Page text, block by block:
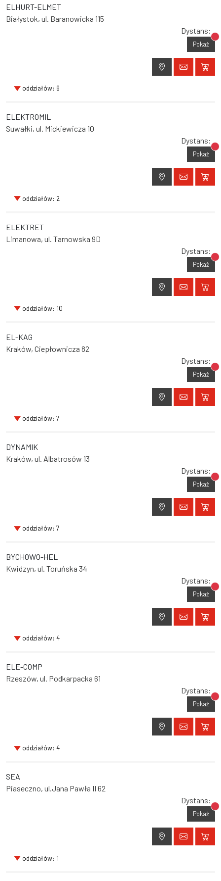
ELHURT-ELMET
Białystok, ul. Baranowicka 115
Dystans:
Pokaż
oddziałów: 6
ELEKTROMIL
Suwałki, ul. Mickiewicza 10
Dystans:
Pokaż
oddziałów: 2
ELEKTRET
Limanowa, ul. Tarnowska 9D
Dystans:
Pokaż
oddziałów: 10
EL-KAG
Kraków, Ciepłownicza 82
Dystans:
Pokaż
oddziałów: 7
DYNAMIK
Kraków, ul. Albatrosów 13
Dystans:
Pokaż
oddziałów: 7
BYCHOWO-HEL
Kwidzyn, ul. Toruńska 34
Dystans:
Pokaż
oddziałów: 4
ELE-COMP
Rzeszów, ul. Podkarpacka 61
Dystans:
Pokaż
oddziałów: 4
SEA
Piaseczno, ul.Jana Pawła II 62
Dystans:
Pokaż
oddziałów: 1